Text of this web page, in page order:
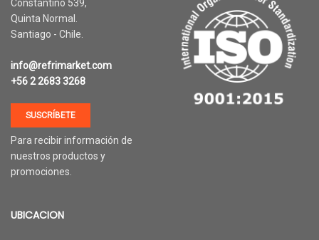
Herramientas refrigeración
VER PRODUCTOS
Ropa térmica
Constantino 539,
Quinta Normal.
Santiago - Chile.
info@refrimarket.com
+56 2 2683 3268
SUSCRÍBETE
Para recibir información de
nuestros productos y
promociones.
UBICACION